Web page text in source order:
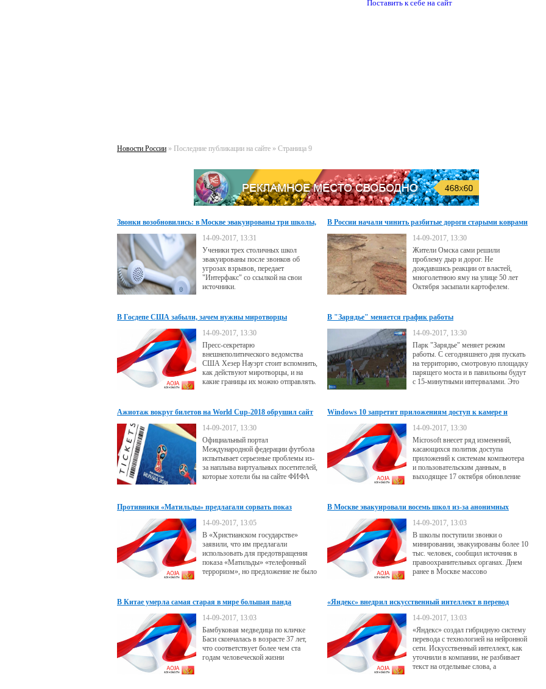
Поставить к себе на сайт
Новости России » Последние публикации на сайте » Страница 9
Звонки возобновились: в Москве эвакуированы три школы,
14-09-2017, 13:31
Ученики трех столичных школ
эвакуированы после звонков об
угрозах взрывов, передает
"Интерфакс" со ссылкой на свои
источники.
В России начали чинить разбитые дороги старыми коврами
14-09-2017, 13:30
Жители Омска сами решили
проблему дыр и дорог. Не
дождавшись реакции от властей,
многолетнюю яму на улице 50 лет
Октября засыпали картофелем.
стали старые ковры.
В Госдепе США забыли, зачем нужны миротворцы
14-09-2017, 13:30
Пресс-секретарю
внешнеполитического ведомства
США Хезер Науэрт стоит вспомнить,
как действуют миротворцы, и на
какие границы их можно отправлять.
В "Зарядье" меняется график работы
14-09-2017, 13:30
Парк "Зарядье" меняет режим
работы. С сегодняшнего дня пускать
на территорию, смотровую площадку
парящего моста и в павильоны будут
с 15-минутными интервалами. Это
объектами.
Ажиотаж вокруг билетов на World Cup-2018 обрушил сайт
14-09-2017, 13:30
Официальный портал
Международной федерации футбола
испытывает серьезные проблемы из-
за наплыва виртуальных посетителей,
которые хотели бы на сайте ФИФА
начались в 12.00 четверга, но уже
через полчаса сайт "завис".
Windows 10 запретит приложениям доступ к камере и
14-09-2017, 13:30
Microsoft внесет ряд изменений,
касающихся политик доступа
приложений к системам компьютера
и пользовательским данным, в
выходящее 17 октября обновление
Противники «Матильды» предлагали сорвать показ
14-09-2017, 13:05
В «Христианском государстве»
заявили, что им предлагали
использовать для предотвращения
показа «Матильды» «телефонный
терроризм», но предложение не было
В Москве эвакуировали восемь школ из-за анонимных
14-09-2017, 13:03
В школы поступили звонки о
минировании, эвакуированы более 10
тыс. человек, сообщил источник в
правоохранительных органах. Днем
ранее в Москве массово
В Китае умерла самая старая в мире большая панда
14-09-2017, 13:03
Бамбуковая медведица по кличке
Баси скончалась в возрасте 37 лет,
что соответствует более чем ста
годам человеческой жизни
«Яндекс» внедрил искусственный интеллект в перевод
14-09-2017, 13:03
«Яндекс» создал гибридную систему
перевода с технологией на нейронной
сети. Искусственный интеллект, как
уточнили в компании, не разбивает
текст на отдельные слова, а